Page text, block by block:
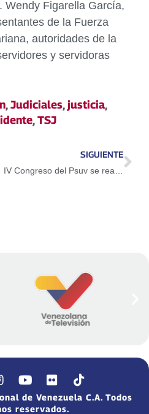
Wendy Figarella García,
de la Fuerza
autoridades de la
y servidoras
,Judiciales,justicia,
,TSJ
SIGUIENTE
de Venezuela C.A. Todos
reservados.